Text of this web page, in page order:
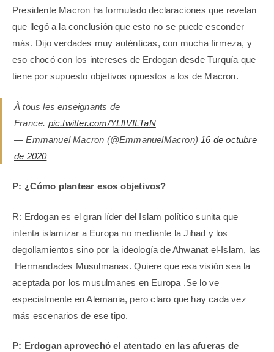
Presidente Macron ha formulado declaraciones que revelan
que llegó a la conclusión que esto no se puede esconder
más. Dijo verdades muy auténticas, con mucha firmeza, y
eso chocó con los intereses de Erdogan desde Turquía que
tiene por supuesto objetivos opuestos a los de Macron.
À tous les enseignants de
France. pic.twitter.com/YLlIVILTaN
— Emmanuel Macron (@EmmanuelMacron) 16 de octubre
de 2020
P: ¿Cómo plantear esos objetivos?
R: Erdogan es el gran líder del Islam político sunita que
intenta islamizar a Europa no mediante la Jihad y los
degollamientos sino por la ideología de Ahwanat el-Islam, las
Hermandades Musulmanas. Quiere que esa visión sea la
aceptada por los musulmanes en Europa .Se lo ve
especialmente en Alemania, pero claro que hay cada vez
más escenarios de ese tipo.
P: Erdogan aprovechó el atentado en las afueras de